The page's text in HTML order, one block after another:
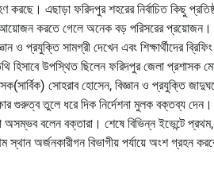
করছে। এছাড়া ফরিদপুর শহরের নির্বাচিত কিছু
আয়োজন করতে গেলে অনেক বড় পরিসরের প্রয়োজন।
ও প্রযুক্তি সামগ্রী দেখেন এবং শিক্ষার্থীদের
হিসাবে উপস্থিত ছিলেন ফরিদপুর জেলা প্রশাসক
সোহরাব হোসেন, বিজ্ঞান ও প্রযুক্তি
গুরুত্ব তুলে ধরে দিক নির্দেশনা মুলক বক্তব্য দেন।
অসম্ভব বলেন বক্তারা। শেষে বিভিন্ন ইভেন্টে
স্থান অর্জনকারীগন বিভাগীয় পর্যায়ে অংশ গ্রহন